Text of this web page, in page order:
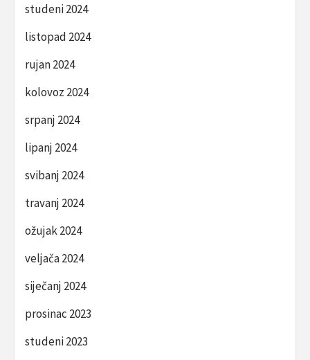
studeni 2024
listopad 2024
rujan 2024
kolovoz 2024
srpanj 2024
lipanj 2024
svibanj 2024
travanj 2024
ožujak 2024
veljača 2024
siječanj 2024
prosinac 2023
studeni 2023